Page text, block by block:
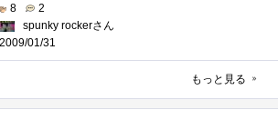
8
2
spunky rockerさん
2009/01/31
もっと見る